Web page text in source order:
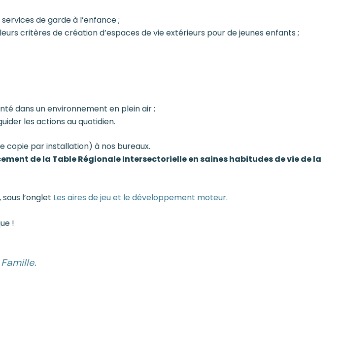
de garde à l’enfance ;
critères de création d’espaces de vie extérieurs pour de jeunes enfants ;
dans un environnement en plein air ;
les actions au quotidien.
copie par installation) à nos bureaux.
de la Table Régionale Intersectorielle en saines habitudes de vie de la
l’onglet Les aires de jeu et le développement moteur.
!